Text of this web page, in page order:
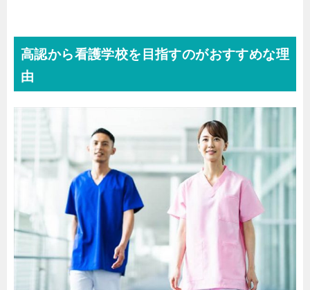
高認から看護学校を目指すのがおすすめな理
由